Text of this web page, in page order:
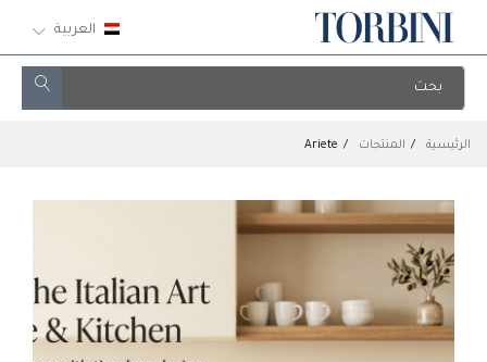
العربية
الرئيسية المنتجات Ariete